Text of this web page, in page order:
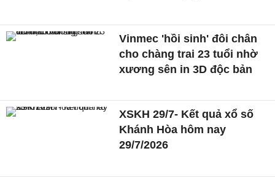
Vinmec 'hồi sinh' đôi chân
cho chàng trai 23 tuổi nhờ
xương sên in 3D độc bản
XSKH 29/7- Kết quả xổ số
Khánh Hòa hôm nay
29/7/2026